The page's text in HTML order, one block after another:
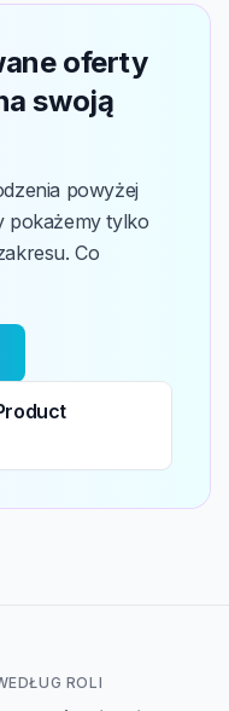
oferty
swoją
powyżej
pokażemy tylko
Co
ROLI